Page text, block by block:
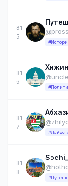
81
5
81
6
81
7
81
8